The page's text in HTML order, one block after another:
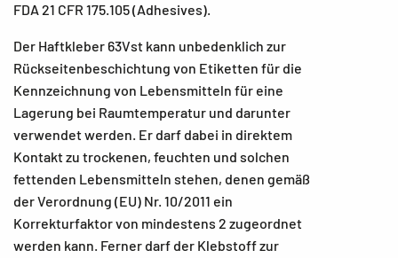
FDA 21 CFR 175.105 (Adhesives).
Der Haftkleber 63Vst kann unbedenklich zur
Rückseitenbeschichtung von Etiketten für die
Kennzeichnung von Lebensmitteln für eine
Lagerung bei Raumtemperatur und darunter
verwendet werden. Er darf dabei in direktem
Kontakt zu trockenen, feuchten und solchen
fettenden Lebensmitteln stehen, denen gemäß
der Verordnung (EU) Nr. 10/2011 ein
Korrekturfaktor von mindestens 2 zugeordnet
werden kann. Ferner darf der Klebstoff zur